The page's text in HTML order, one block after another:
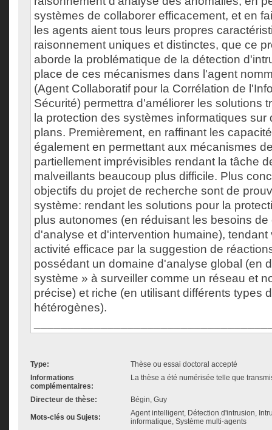
systèmes de collaborer efficacement, et en
les agents aient tous leurs propres
raisonnement uniques et distinctes, que ce
aborde la problématique de la détection
place de ces mécanismes dans l'agent
(Agent Collaboratif pour la Corrélation de
Sécurité) permettra d'améliorer les solutions
la protection des systèmes informatiques sur
plans. Premièrement, en raffinant les
également en permettant aux mécanismes
partiellement imprévisibles rendant la tâche
malveillants beaucoup plus difficile. Plus
objectifs du projet de recherche sont de
système: rendant les solutions pour la
plus autonomes (en réduisant les besoins
d'analyse et d'intervention humaine), tendant
activité efficace par la suggestion de
possédant un domaine d'analyse global (en
système » à surveiller comme un réseau et
précise) et riche (en utilisant différents types
hétérogènes).
Type:
Thèse ou essai doctoral accepté
Informations
complémentaires:
La thèse a été numérisée telle que
Directeur de thèse: Bégin, Guy
Mots-clés ou Sujets:
Agent intelligent, Détection d'intrusion,
informatique, Système multi-agents